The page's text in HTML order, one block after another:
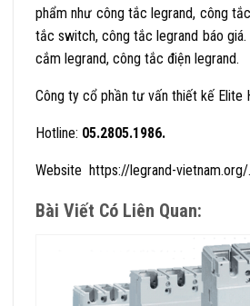
phẩm như công tắc legrand, công
tắc switch, công tắc legrand báo
cắm legrand, công tắc điện legrand.
Công ty cổ phần tư vấn thiết kế Elite
Hotline: 05.2805.1986.
Website https://legrand-vietnam.org/.
Bài Viết Có Liên Quan: